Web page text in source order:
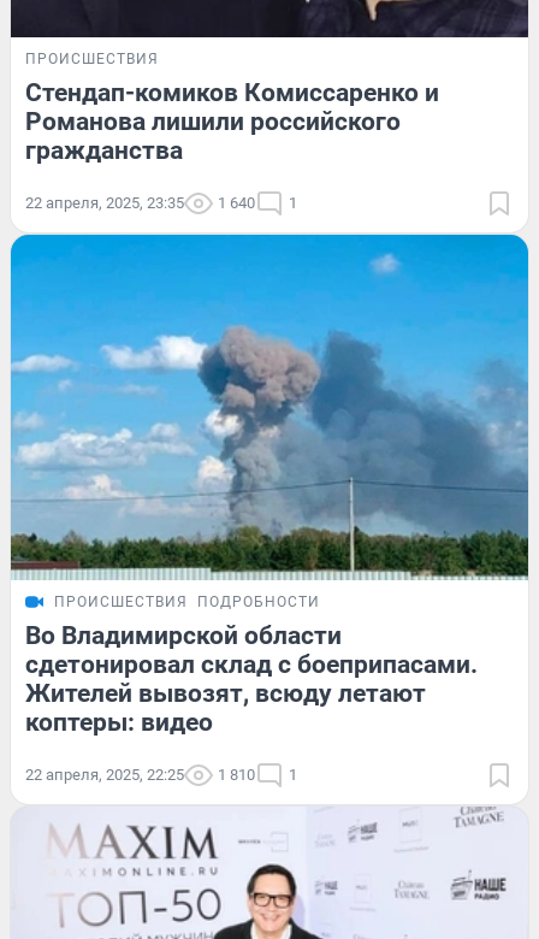
ПРОИСШЕСТВИЯ
Стендап-комиков Комиссаренко и
Романова лишили российского
гражданства
22 апреля, 2025, 23:35 1 640 1
ПРОИСШЕСТВИЯ ПОДРОБНОСТИ
Во Владимирской области
сдетонировал склад с боеприпасами.
Жителей вывозят, всюду летают
коптеры: видео
22 апреля, 2025, 22:25 1 810 1